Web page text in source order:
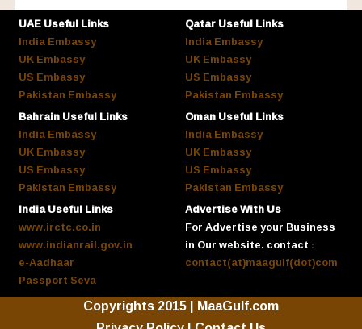
UAE Useful Links
India Embassy
UK Embassy
US Embassy
Pakistan Embassy
Qatar Useful Links
India Embassy
UK Embassy
US Embassy
Pakistan Embassy
Bahrain Useful Links
India Embassy
UK Embassy
US Embassy
Pakistan Embassy
Oman Useful Links
India Embassy
UK Embassy
US Embassy
Pakistan Embassy
India Useful Links
www.irctc.co.in
www.indianrail.gov.in
e-Aadhaar
Passport Seva
Advertise With Us
For Advertise your Business
in Our website. contact :
contact(at)maagulf(dot)com
Copyrights 2015 | MaaGulf.com